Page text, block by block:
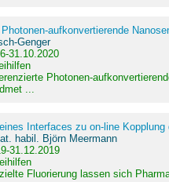
aufkonvertierende
Genger
31.10.2020
Photonen-
...
Interfaces zu on-line
habil. Björn Meermann
31.12.2019
Fluorierung lassen sich